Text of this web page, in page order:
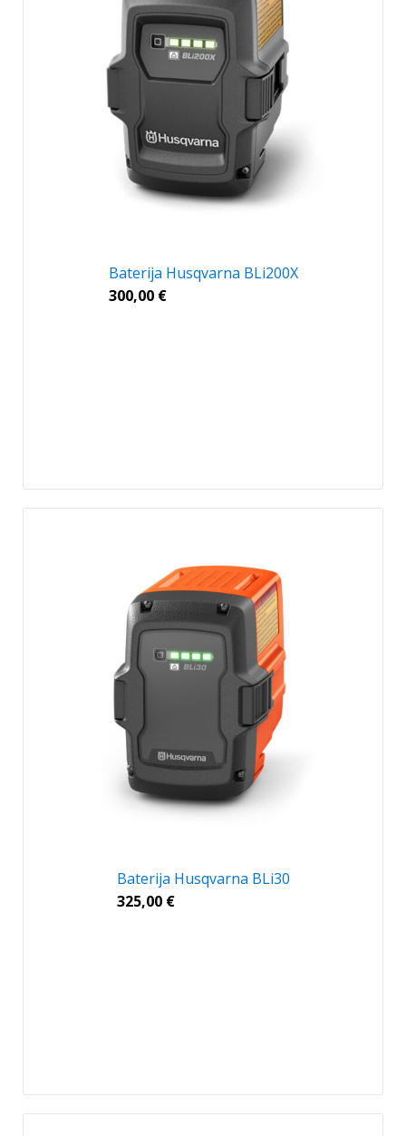
Baterija Husqvarna BLi200X
300,00 €
Baterija Husqvarna BLi30
325,00 €